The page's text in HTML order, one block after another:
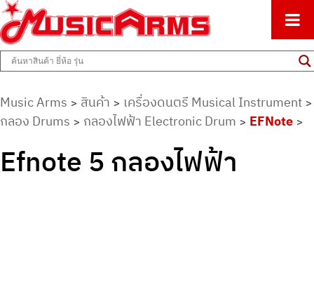
Music Arms
ศูนย์รวมครื่องดนตรีทุกชนิด ตั้งแต่เริ่มต้นถึงมืออาชีพ
Music Arms > สินค้า > เครื่องดนตรี Musical Instrument >
กลอง Drums > กลองไฟฟ้า Electronic Drum > EFNote >
Efnote 5 กลองไฟฟ้า